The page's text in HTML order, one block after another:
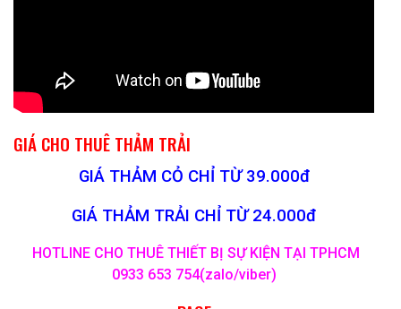
GIÁ CHO THUÊ THẢM TRẢI
GIÁ THẢM CỎ CHỈ TỪ 39.000đ
GIÁ THẢM TRẢI CHỈ TỪ 24.000đ
HOTLINE CHO THUÊ THIẾT BỊ SỰ KIỆN TẠI TPHCM
0933 653 754(zalo/viber)